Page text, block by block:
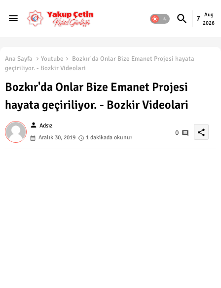
7
Aug
2026
Ana Sayfa Youtube
Bozkır'da Onlar Bize Emanet Projesi hayata
geçiriliyor. - Bozkir Videolari
Bozkır'da Onlar Bize Emanet Projesi
hayata geçiriliyor. - Bozkir Videolari
person Adsız
Aralık 30, 2019
1 dakikada okunur
0 share